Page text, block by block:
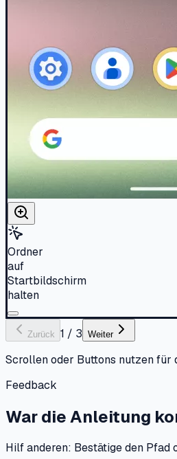
Ordner
auf
Startbildschirm
halten
Zurück 1 / 3 Weiter
Scrollen oder Buttons nutzen für
Feedback
War die Anleitung
Hilf anderen: Bestätige den Pfad